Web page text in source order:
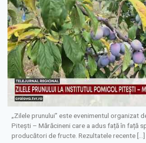
„Zilele prunului” este evenimentul organizat
Pitești – Mărăcineni care a adus față în față
producători de fructe. Rezultatele recente […]